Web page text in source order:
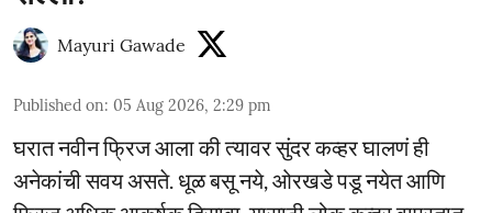
Mayuri Gawade
Published on: 05 Aug 2026, 2:29 pm
घरात नवीन फ्रिज आला की त्यावर सुंदर कव्हर घालणं ही
अनेकांची सवय असते. धूळ बसू नये, ओरखडे पडू नयेत आणि